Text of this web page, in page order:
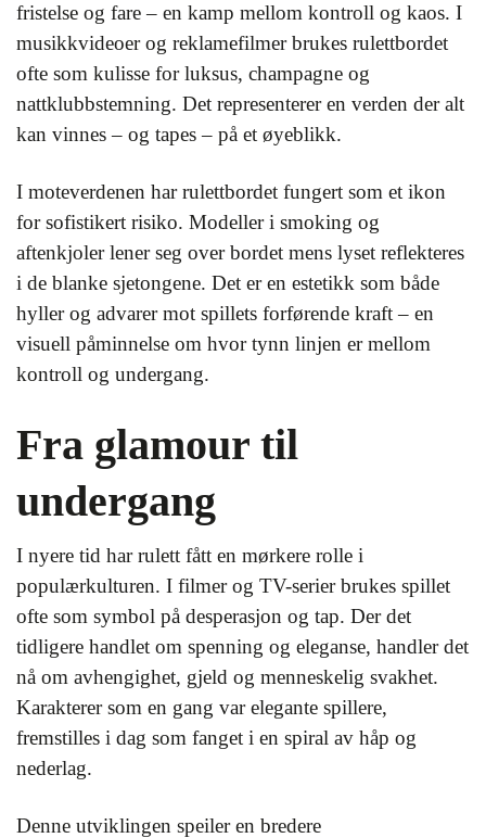
fristelse og fare – en kamp mellom kontroll og kaos. I
musikkvideoer og reklamefilmer brukes rulettbordet
ofte som kulisse for luksus, champagne og
nattklubbstemning. Det representerer en verden der alt
kan vinnes – og tapes – på et øyeblikk.
I moteverdenen har rulettbordet fungert som et ikon
for sofistikert risiko. Modeller i smoking og
aftenkjoler lener seg over bordet mens lyset reflekteres
i de blanke sjetongene. Det er en estetikk som både
hyller og advarer mot spillets forførende kraft – en
visuell påminnelse om hvor tynn linjen er mellom
kontroll og undergang.
Fra glamour til
undergang
I nyere tid har rulett fått en mørkere rolle i
populærkulturen. I filmer og TV-serier brukes spillet
ofte som symbol på desperasjon og tap. Der det
tidligere handlet om spenning og eleganse, handler det
nå om avhengighet, gjeld og menneskelig svakhet.
Karakterer som en gang var elegante spillere,
fremstilles i dag som fanget i en spiral av håp og
nederlag.
Denne utviklingen speiler en bredere